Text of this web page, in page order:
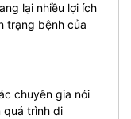
lại nhiều lợi ích
trạng bệnh của
chuyên gia nói
quá trình di